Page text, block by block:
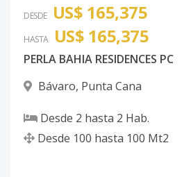
DESDE US$ 165,375
HASTA US$ 165,375
PERLA BAHIA RESIDENCES PC
Bávaro, Punta Cana
Desde 2 hasta 2 Hab.
Desde 100 hasta 100 Mt2